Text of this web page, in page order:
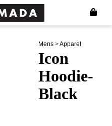
Mens >Apparel
Icon
Hoodie-
Black